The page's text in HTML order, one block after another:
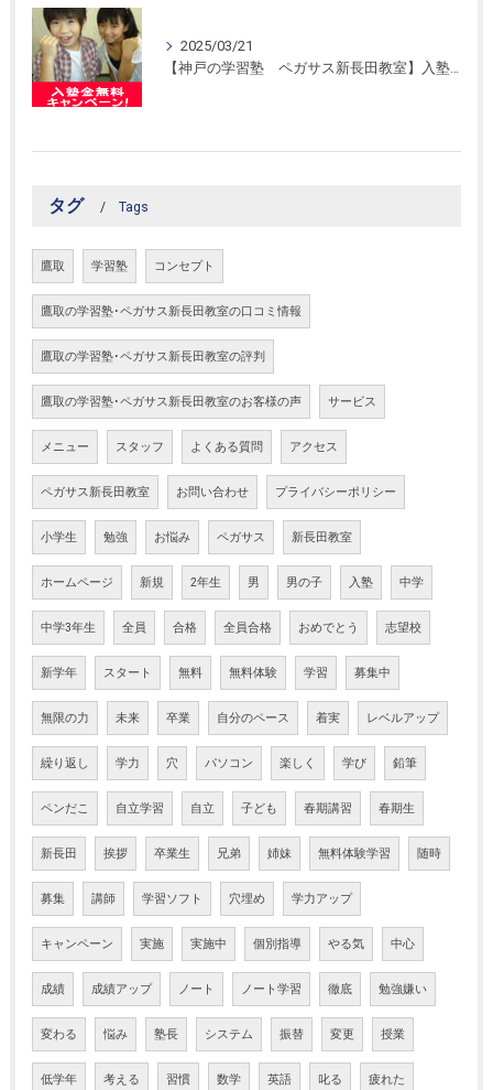
2025/03/21
【神戸の学習塾 ペガサス新長田教室】入塾金無料キャンペーン！
タグ Tags
鷹取 学習塾 コンセプト
鷹取の学習塾･ペガサス新長田教室の口コミ情報
鷹取の学習塾･ペガサス新長田教室の評判
鷹取の学習塾･ペガサス新長田教室のお客様の声 サービス
メニュー スタッフ よくある質問 アクセス
ペガサス新長田教室 お問い合わせ プライバシーポリシー
小学生 勉強 お悩み ペガサス 新長田教室
ホームページ 新規 2年生 男 男の子 入塾 中学
中学3年生 全員 合格 全員合格 おめでとう 志望校
新学年 スタート 無料 無料体験 学習 募集中
無限の力 未来 卒業 自分のペース 着実 レベルアップ
繰り返し 学力 穴 パソコン 楽しく 学び 鉛筆
ペンだこ 自立学習 自立 子ども 春期講習 春期生
新長田 挨拶 卒業生 兄弟 姉妹 無料体験学習 随時
募集 講師 学習ソフト 穴埋め 学力アップ
キャンペーン 実施 実施中 個別指導 やる気 中心
成績 成績アップ ノート ノート学習 徹底 勉強嫌い
変わる 悩み 塾長 システム 振替 変更 授業
低学年 考える 習慣 数学 英語 叱る 疲れた